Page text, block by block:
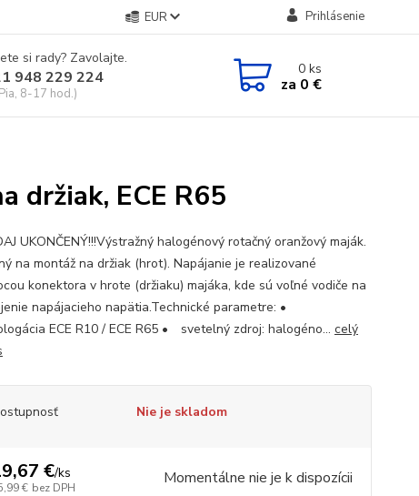
EUR Prihlásenie
si rady? Zavolajte.
948 229 224
8-17 hod.)
0ks
za 0 €
držiak, ECE R65
UKONČENÝ!!!Výstražný halogénový rotačný oranžový maják.
na montáž na držiak (hrot). Napájanie je realizované
konektora v hrote (držiaku) majáka, kde sú voľné vodiče na
napájacieho napätia.Technické parametre: •
ECE R10 / ECE R65 • svetelný zdroj: halogéno... celý
Nie je skladom
€/ks
€ bez DPH Momentálne nie je k dispozícii